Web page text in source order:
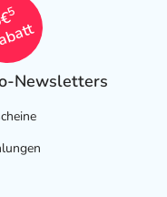
und Harnstoff)
5
Newsletters